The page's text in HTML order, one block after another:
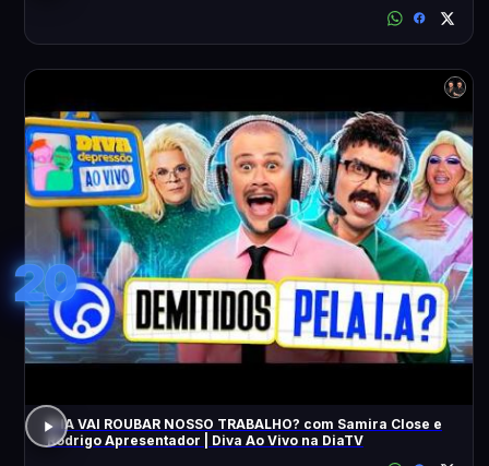
20
A IA VAI ROUBAR NOSSO TRABALHO? com Samira Close e
Rodrigo Apresentador | Diva Ao Vivo na DiaTV